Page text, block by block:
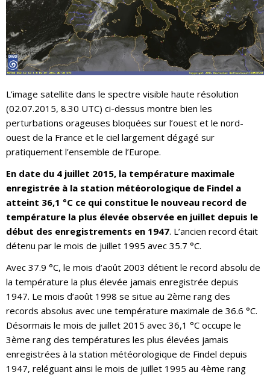
L’image satellite dans le spectre visible haute résolution
(02.07.2015, 8.30 UTC) ci-dessus montre bien les
perturbations orageuses bloquées sur l’ouest et le nord-
ouest de la France et le ciel largement dégagé sur
pratiquement l’ensemble de l’Europe.
En date du 4 juillet 2015, la température maximale
enregistrée à la station météorologique de Findel a
atteint 36,1 °C ce qui constitue le nouveau record de
température la plus élevée observée en juillet depuis le
début des enregistrements en 1947. L’ancien record était
détenu par le mois de juillet 1995 avec 35.7 °C.
Avec 37.9 °C, le mois d’août 2003 détient le record absolu de
la température la plus élevée jamais enregistrée depuis
1947. Le mois d’août 1998 se situe au 2ème rang des
records absolus avec une température maximale de 36.6 °C.
Désormais le mois de juillet 2015 avec 36,1 °C occupe le
3ème rang des températures les plus élevées jamais
enregistrées à la station météorologique de Findel depuis
1947, reléguant ainsi le mois de juillet 1995 au 4ème rang